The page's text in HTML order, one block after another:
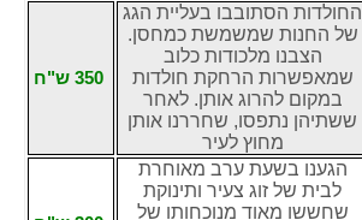
החולדות הסתובבו בעליית הגג
של החנות שמשמשת כמחסן.
הצבנו מלכודות כלוב
שמאפשרות הרחקת חולדות
במקום להרוג אותן. לאחר
ששתיהן נתפסו, שחררנו אותן
מחוץ לעיר
350 ש"ח
הגענו בשעת ערב מאוחרת
לבית של זוג צעיר ותינוקת
שחששו מאוד מנוכחותו של